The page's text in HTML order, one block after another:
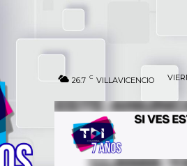
26.7 C VILLAVICENCIO